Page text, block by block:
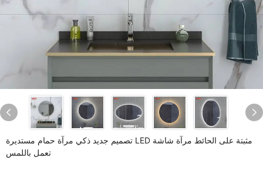
تصميم جديد ذكي مرآة حمام مستديرة LED مثبتة على الحائط مرآة شاشة
تعمل باللمس